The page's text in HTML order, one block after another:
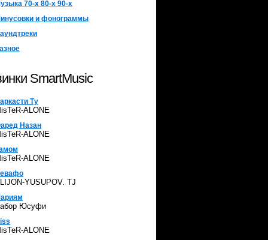
70-х 80-х 90-х
и фонограммы
SmartMusic
Ту
ALONE
Назан
ALONE
ALONE
YUSUPOV. TJ
Юсуфи
ALONE